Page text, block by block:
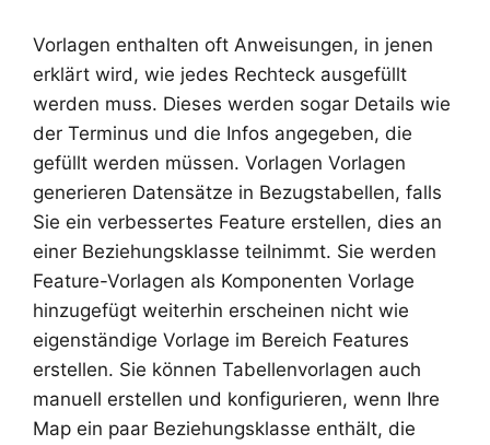
Vorlagen enthalten oft Anweisungen, in jenen
erklärt wird, wie jedes Rechteck ausgefüllt
werden muss. Dieses werden sogar Details wie
der Terminus und die Infos angegeben, die
gefüllt werden müssen. Vorlagen Vorlagen
generieren Datensätze in Bezugstabellen, falls
Sie ein verbessertes Feature erstellen, dies an
einer Beziehungsklasse teilnimmt. Sie werden
Feature-Vorlagen als Komponenten Vorlage
hinzugefügt weiterhin erscheinen nicht wie
eigenständige Vorlage im Bereich Features
erstellen. Sie können Tabellenvorlagen auch
manuell erstellen und konfigurieren, wenn Ihre
Map ein paar Beziehungsklasse enthält, die